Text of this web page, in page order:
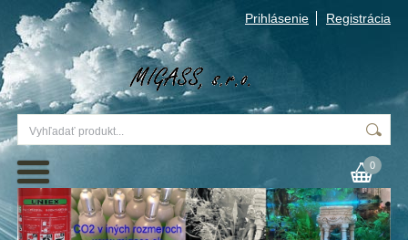
Prihlásenie Registrácia
0